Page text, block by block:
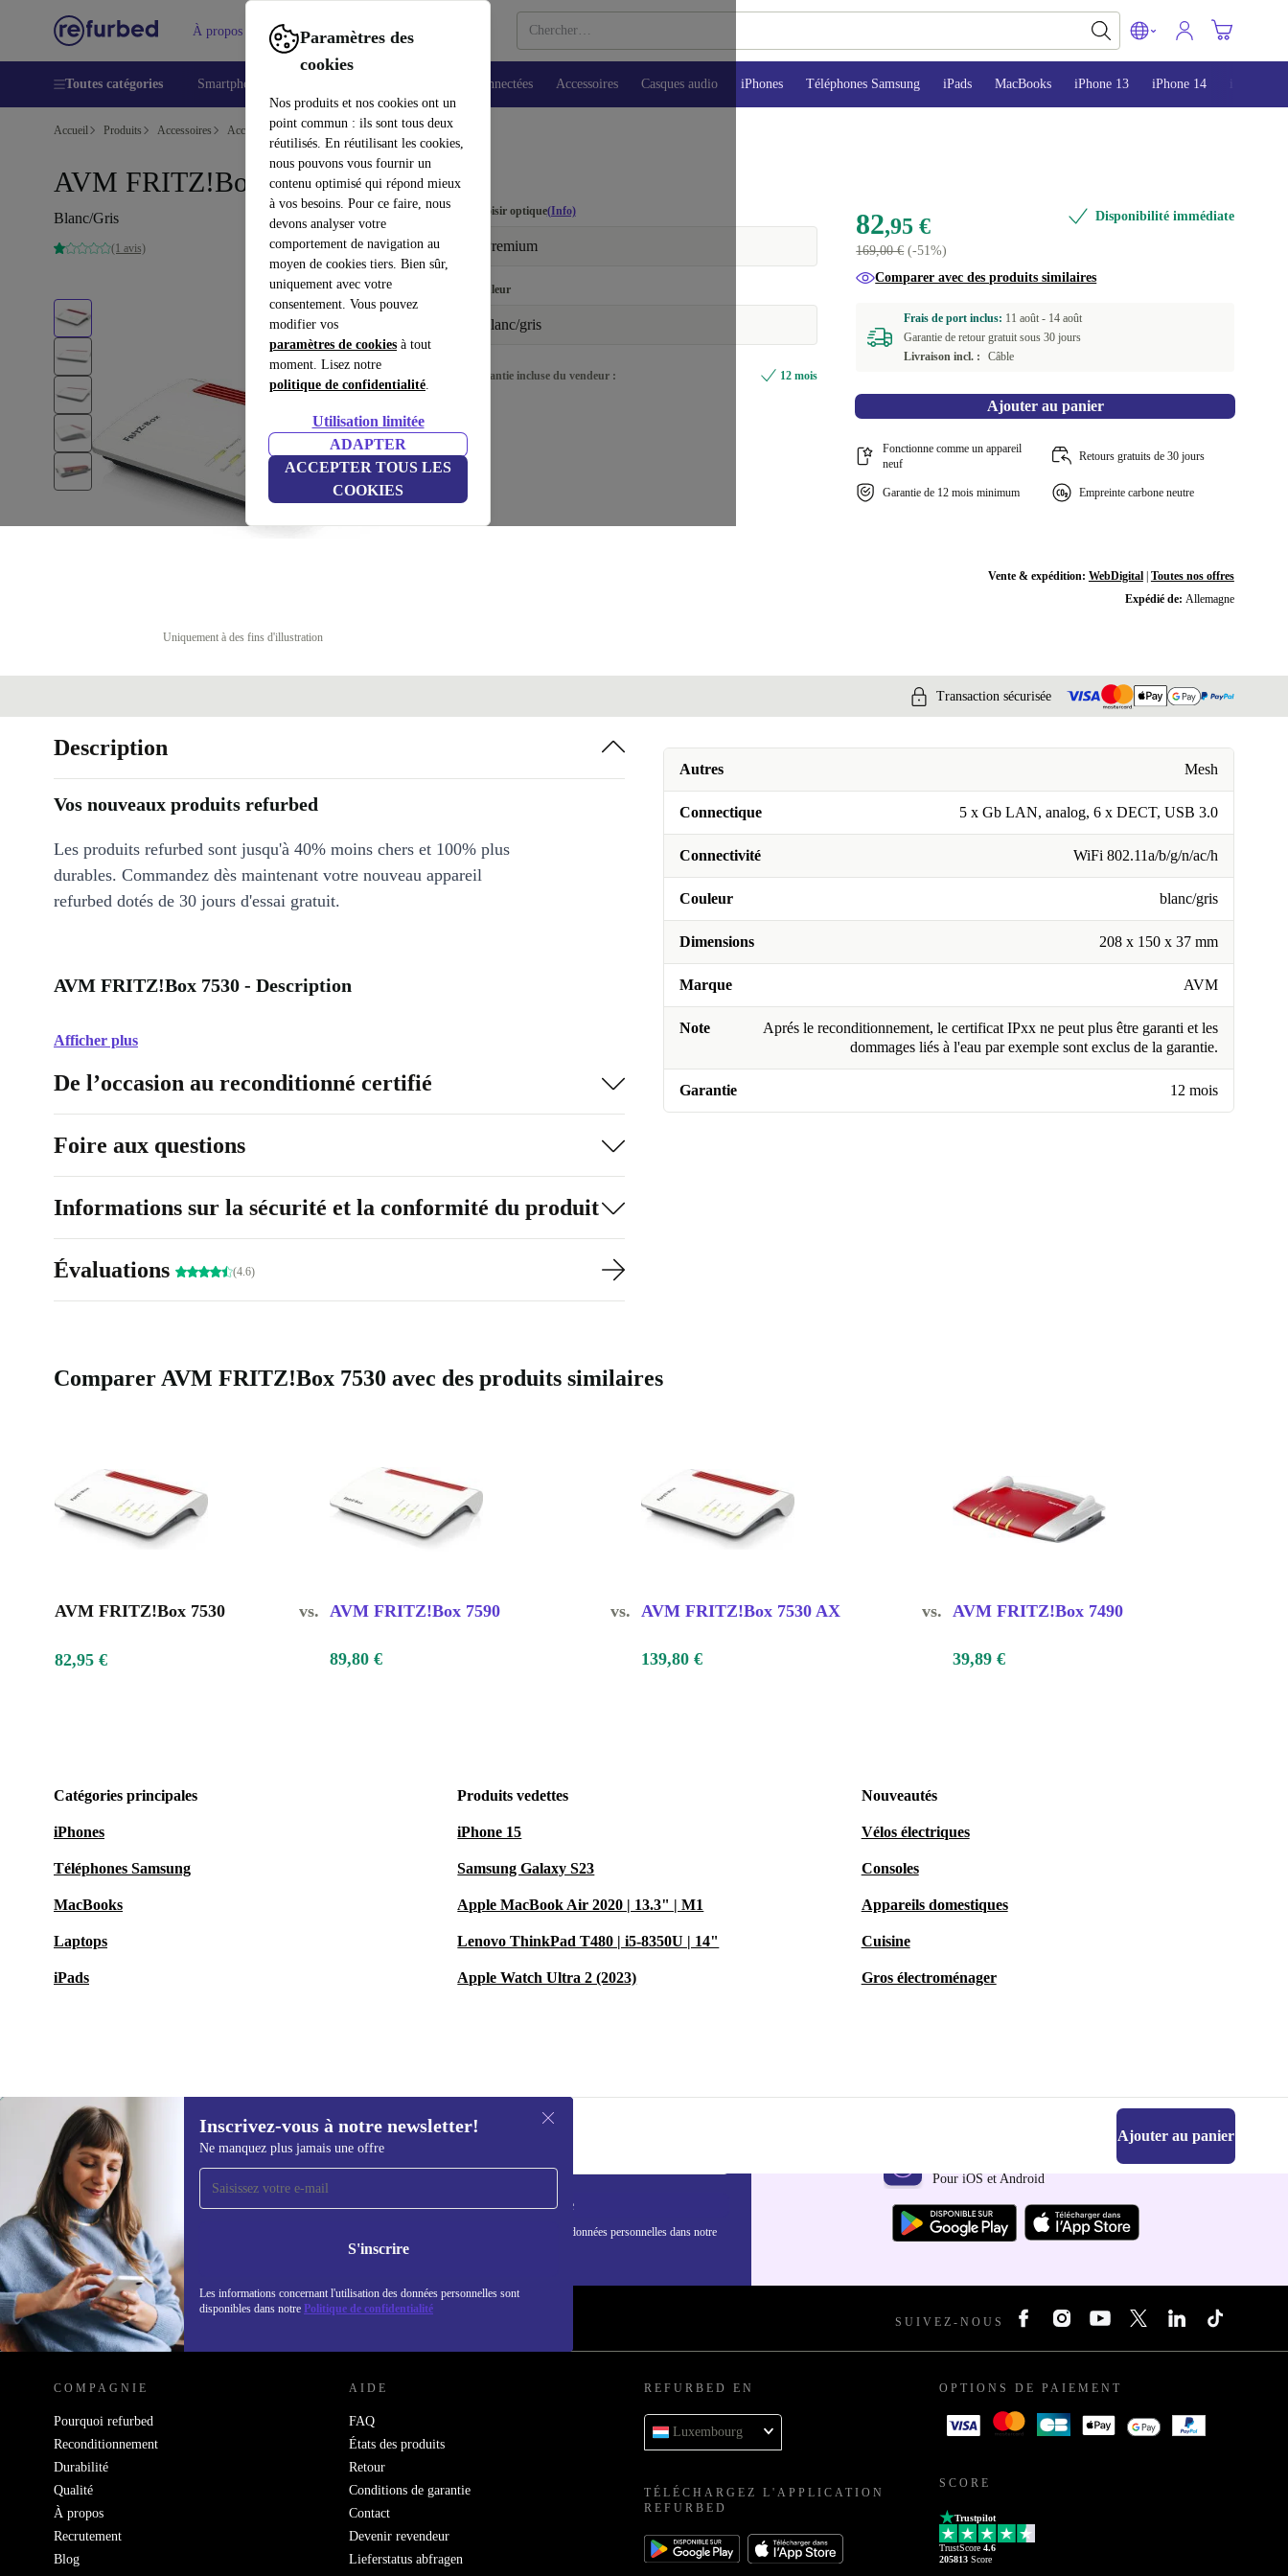
Paramètres des
cookies
Nos produits et nos cookies ont un
point commun : ils sont tous deux
réutilisés. En réutilisant les cookies,
nous pouvons vous fournir un
contenu optimisé qui répond mieux
à vos besoins. Pour ce faire, nous
devons analyser votre
comportement de navigation au
moyen de cookies tiers. Bien sûr,
uniquement avec votre
consentement. Vous pouvez
modifier vos
paramètres de cookies à tout
moment. Lisez notre
politique de confidentialité.
Utilisation limitée
ADAPTER
ACCEPTER TOUS LES
COOKIES
À propos Aide
Toutes catégories Smartphones Montres connectées Accessoires Casques audio iPhones Téléphones Samsung iPads MacBooks iPhone 13 iPhone 14 iPhone 15
Accueil Produits Accessoires Accessoires Ordinateur
AVM FRITZ!Box 7530
Blanc/Gris
(1 avis)
Uniquement à des fins d'illustration
Choisir optique(Info)
Premium
Couleur
blanc/gris
Garantie incluse du vendeur : 12 mois
82,95 €
169,00 €(-51%)
Disponibilité immédiate
Comparer avec des produits similaires
Frais de port inclus: 11 août - 14 août
Garantie de retour gratuit sous 30 jours
Livraison incl. :
Câble
Ajouter au panier
Fonctionne comme un appareil
neuf
Retours gratuits de 30 jours
Garantie de 12 mois minimum Empreinte carbone neutre
Vente & expédition: WebDigital| Toutes nos offres
Expédié de: Allemagne
Transaction sécurisée
Autres Mesh
Connectique 5 x Gb LAN, analog, 6 x DECT, USB 3.0
Connectivité WiFi 802.11a/b/g/n/ac/h
Couleur blanc/gris
Dimensions 208 x 150 x 37 mm
Marque AVM
Note
Aprés le reconditionnement, le certificat IPxx ne peut plus être garanti et les
dommages liés à l'eau par exemple sont exclus de la garantie.
Garantie 12 mois
Description
Vos nouveaux produits refurbed
Les produits refurbed sont jusqu'à 40% moins chers et 100% plus
durables. Commandez dès maintenant votre nouveau appareil
refurbed dotés de 30 jours d'essai gratuit.
AVM FRITZ!Box 7530 - Description
Afficher plus
De l’occasion au reconditionné certifié
Foire aux questions
Informations sur la sécurité et la conformité du produit
Évaluations (4.6)
Comparer AVM FRITZ!Box 7530 avec des produits similaires
AVM FRITZ!Box 7530 vs. AVM FRITZ!Box 7590 vs. AVM FRITZ!Box 7530 AX vs. AVM FRITZ!Box 7490
82,95 € 89,80 € 139,80 € 39,89 €
Catégories principales
iPhones
Téléphones Samsung
MacBooks
Laptops
iPads
Produits vedettes
iPhone 15
Samsung Galaxy S23
Apple MacBook Air 2020 | 13.3" | M1
Lenovo ThinkPad T480 | i5-8350U | 14"
Apple Watch Ultra 2 (2023)
Nouveautés
Vélos électriques
Consoles
Appareils domestiques
Cuisine
Gros électroménager
82,95 €169,00 € Ajouter au panier
Inscrivez-vous à notre newsletter!
Ne manquez plus jamais une offre
S'inscrire
Les informations concernant l'utilisation des données personnelles sont
disponibles dans notre Politique de confidentialité
Recevoir offres et infos de
refurbed par mail
Ne manquez plus aucune offre.
S'inscrire
Retrouvez les informations sur l'utilisation des données personnelles dans notre
politique de confidentialité
Téléchargez l'application refurbed
Pour iOS et Android
REFURBED LUXEMBOURG - RETHINK NEW. SUIVEZ-NOUS
COMPAGNIE
Pourquoi refurbed
Reconditionnement
Durabilité
Qualité
À propos
Recrutement
Blog
AIDE
FAQ
États des produits
Retour
Conditions de garantie
Contact
Devenir revendeur
Lieferstatus abfragen
REFURBED EN
Luxembourg
TÉLÉCHARGEZ L'APPLICATION
REFURBED
OPTIONS DE PAIEMENT
SCORE
Trustpilot
TrustScore 4.6
205813 Score